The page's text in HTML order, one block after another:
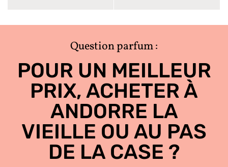
Question parfum :
POUR UN MEILLEUR
PRIX, ACHETER À
ANDORRE LA
VIEILLE OU AU PAS
DE LA CASE ?